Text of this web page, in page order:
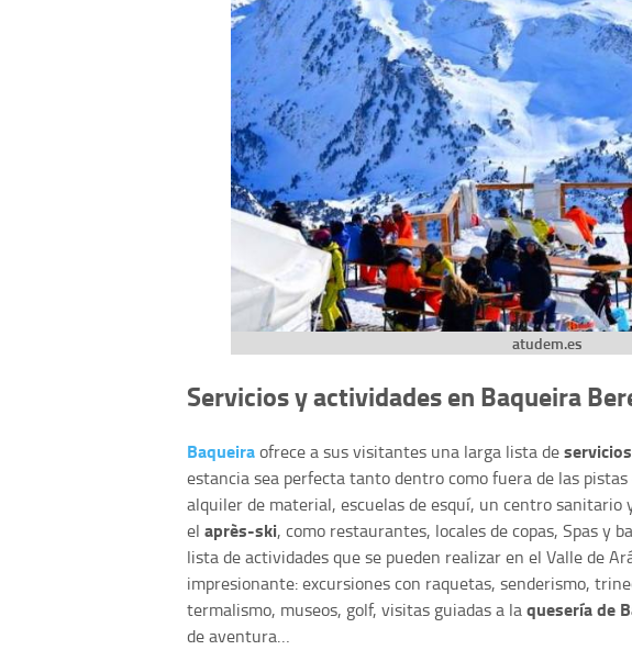
atudem.es
Servicios y actividades en Baqueira
Baqueiraofrece a sus visitantes una larga lista de
estancia sea perfecta tanto dentro como fuera de las
alquiler de material, escuelas de esquí, un centro sanitario
el après-ski, como restaurantes, locales de copas, Spas y
lista de actividades que se pueden realizar en el Valle de
impresionante: excursiones con raquetas, senderismo,
termalismo, museos, golf, visitas guiadas a laquesería de
de aventura…